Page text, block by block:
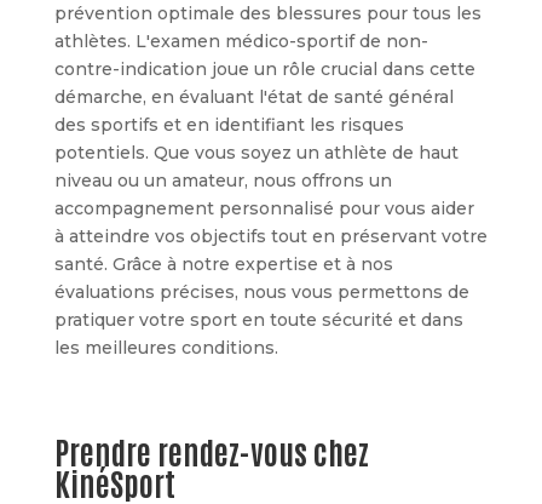
prévention optimale des blessures pour tous les
athlètes. L'examen médico-sportif de non-
contre-indication joue un rôle crucial dans cette
démarche, en évaluant l'état de santé général
des sportifs et en identifiant les risques
potentiels. Que vous soyez un athlète de haut
niveau ou un amateur, nous offrons un
accompagnement personnalisé pour vous aider
à atteindre vos objectifs tout en préservant votre
santé. Grâce à notre expertise et à nos
évaluations précises, nous vous permettons de
pratiquer votre sport en toute sécurité et dans
les meilleures conditions.
Prendre rendez-vous chez
KinéSport